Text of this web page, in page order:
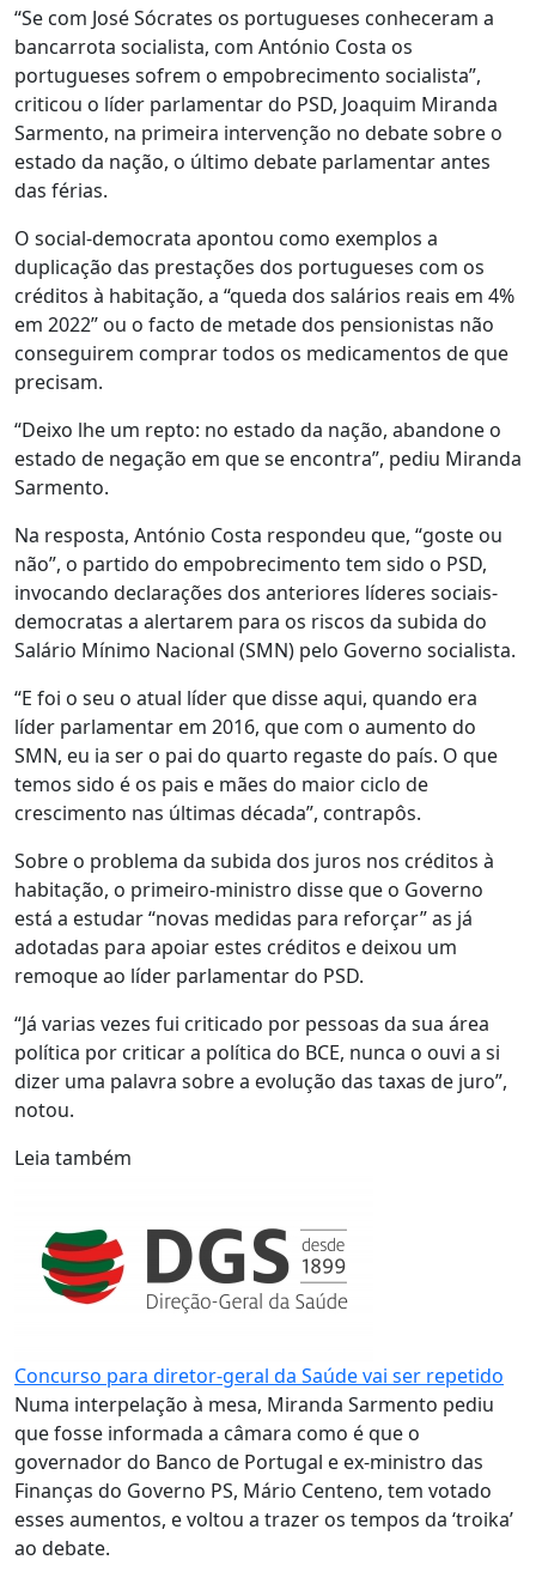
“Se com José Sócrates os portugueses conheceram a
bancarrota socialista, com António Costa os
portugueses sofrem o empobrecimento socialista”,
criticou o líder parlamentar do PSD, Joaquim Miranda
Sarmento, na primeira intervenção no debate sobre o
estado da nação, o último debate parlamentar antes
das férias.
O social-democrata apontou como exemplos a
duplicação das prestações dos portugueses com os
créditos à habitação, a “queda dos salários reais em 4%
em 2022” ou o facto de metade dos pensionistas não
conseguirem comprar todos os medicamentos de que
precisam.
“Deixo lhe um repto: no estado da nação, abandone o
estado de negação em que se encontra”, pediu Miranda
Sarmento.
Na resposta, António Costa respondeu que, “goste ou
não”, o partido do empobrecimento tem sido o PSD,
invocando declarações dos anteriores líderes sociais-
democratas a alertarem para os riscos da subida do
Salário Mínimo Nacional (SMN) pelo Governo socialista.
“E foi o seu o atual líder que disse aqui, quando era
líder parlamentar em 2016, que com o aumento do
SMN, eu ia ser o pai do quarto regaste do país. O que
temos sido é os pais e mães do maior ciclo de
crescimento nas últimas década”, contrapôs.
Sobre o problema da subida dos juros nos créditos à
habitação, o primeiro-ministro disse que o Governo
está a estudar “novas medidas para reforçar” as já
adotadas para apoiar estes créditos e deixou um
remoque ao líder parlamentar do PSD.
“Já varias vezes fui criticado por pessoas da sua área
política por criticar a política do BCE, nunca o ouvi a si
dizer uma palavra sobre a evolução das taxas de juro”,
notou.
Leia também
Concurso para diretor-geral da Saúde vai ser repetido
Numa interpelação à mesa, Miranda Sarmento pediu
que fosse informada a câmara como é que o
governador do Banco de Portugal e ex-ministro das
Finanças do Governo PS, Mário Centeno, tem votado
esses aumentos, e voltou a trazer os tempos da ‘troika’
ao debate.